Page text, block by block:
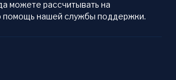
можете рассчитывать на
помощь нашей службы поддержки.